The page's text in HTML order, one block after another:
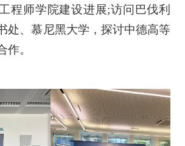
程师学院建设进展;访问巴伐利
处、慕尼黑大学，探讨中德高等
作。